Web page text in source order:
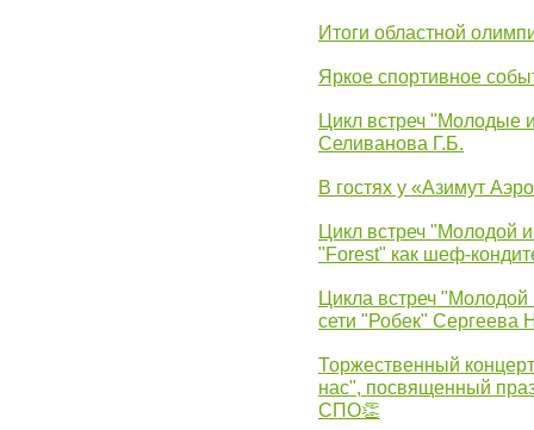
Итоги областной
Яркое спортивное
Цикл встреч "Молодые
Селиванова Г.Б.
В гостях у «Азимут
Цикл встреч "Молодой
"Forest" как шеф-
Цикла встреч
сети "Робек" Сергеева
Торжественный
нас", посвященный
СПО👏